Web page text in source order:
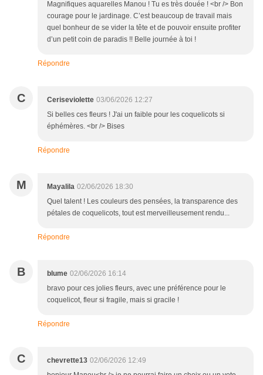
Magnifiques aquarelles Manou ! Tu es très douée ! <br /> Bon
courage pour le jardinage. C’est beaucoup de travail mais
quel bonheur de se vider la tête et de pouvoir ensuite profiter
d’un petit coin de paradis !! Belle journée à toi !
Répondre
C Ceriseviolette 03/06/2026 12:27
Si belles ces fleurs ! J'ai un faible pour les coquelicots si
éphémères. <br /> Bises
Répondre
M Mayalila 02/06/2026 18:30
Quel talent ! Les couleurs des pensées, la transparence des
pétales de coquelicots, tout est merveilleusement rendu...
Répondre
B blume 02/06/2026 16:14
bravo pour ces jolies fleurs, avec une préférence pour le
coquelicot, fleur si fragile, mais si gracile !
Répondre
C chevrette13 02/06/2026 12:49